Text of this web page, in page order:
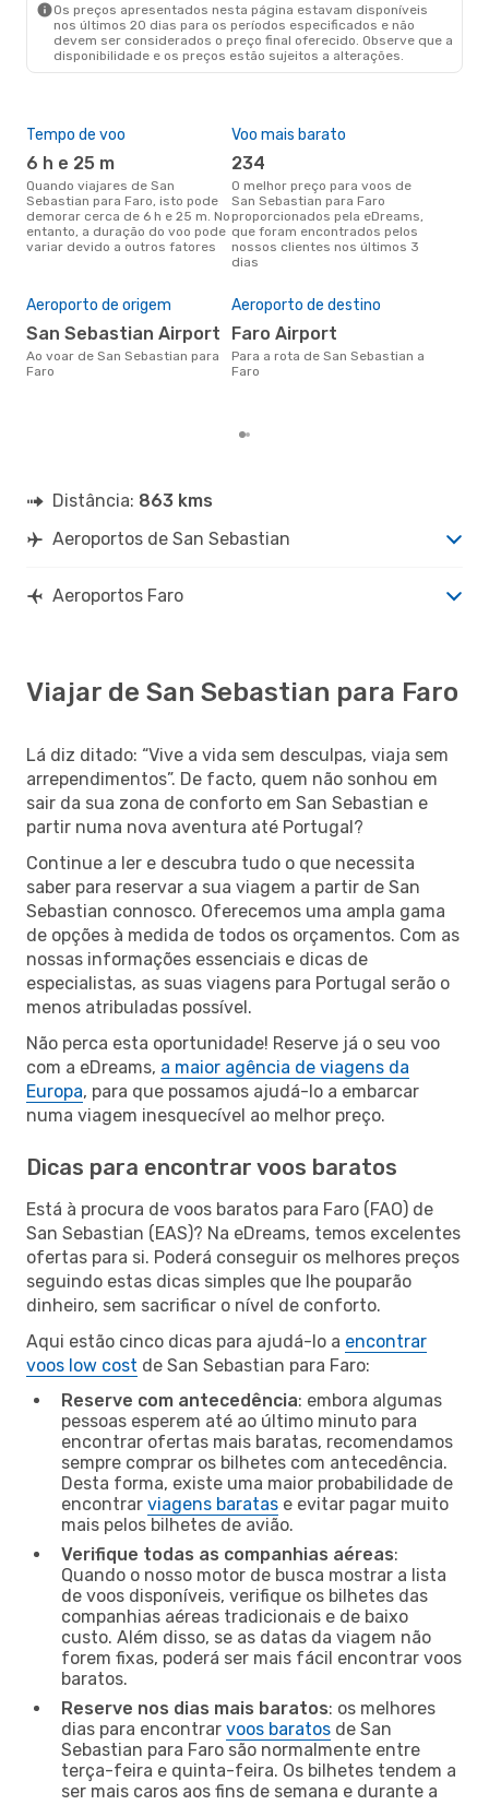
Os preços apresentados nesta página estavam disponíveis
nos últimos 20 dias para os períodos especificados e não
devem ser considerados o preço final oferecido. Observe que a
disponibilidade e os preços estão sujeitos a alterações.
Tempo de voo
6 h e 25 m
Quando viajares de San
Sebastian para Faro, isto pode
demorar cerca de 6 h e 25 m. No
entanto, a duração do voo pode
variar devido a outros fatores
Voo mais barato
234
O melhor preço para voos de
San Sebastian para Faro
proporcionados pela eDreams,
que foram encontrados pelos
nossos clientes nos últimos 3
dias
Aeroporto de origem
San Sebastian Airport
Ao voar de San Sebastian para
Faro
Aeroporto de destino
Faro Airport
Para a rota de San Sebastian a
Faro
Distância: 863 kms
Aeroportos de San Sebastian
Aeroportos Faro
Viajar de San Sebastian para Faro
Lá diz ditado: “Vive a vida sem desculpas, viaja sem
arrependimentos”. De facto, quem não sonhou em
sair da sua zona de conforto em San Sebastian e
partir numa nova aventura até Portugal?
Continue a ler e descubra tudo o que necessita
saber para reservar a sua viagem a partir de San
Sebastian connosco. Oferecemos uma ampla gama
de opções à medida de todos os orçamentos. Com as
nossas informações essenciais e dicas de
especialistas, as suas viagens para Portugal serão o
menos atribuladas possível.
Não perca esta oportunidade! Reserve já o seu voo
com a eDreams, a maior agência de viagens da
Europa, para que possamos ajudá-lo a embarcar
numa viagem inesquecível ao melhor preço.
Dicas para encontrar voos baratos
Está à procura de voos baratos para Faro (FAO) de
San Sebastian (EAS)? Na eDreams, temos excelentes
ofertas para si. Poderá conseguir os melhores preços
seguindo estas dicas simples que lhe pouparão
dinheiro, sem sacrificar o nível de conforto.
Aqui estão cinco dicas para ajudá-lo a encontrar
voos low cost de San Sebastian para Faro:
Reserve com antecedência: embora algumas
pessoas esperem até ao último minuto para
encontrar ofertas mais baratas, recomendamos
sempre comprar os bilhetes com antecedência.
Desta forma, existe uma maior probabilidade de
encontrar viagens baratas e evitar pagar muito
mais pelos bilhetes de avião.
Verifique todas as companhias aéreas:
Quando o nosso motor de busca mostrar a lista
de voos disponíveis, verifique os bilhetes das
companhias aéreas tradicionais e de baixo
custo. Além disso, se as datas da viagem não
forem fixas, poderá ser mais fácil encontrar voos
baratos.
Reserve nos dias mais baratos: os melhores
dias para encontrar voos baratos de San
Sebastian para Faro são normalmente entre
terça-feira e quinta-feira. Os bilhetes tendem a
ser mais caros aos fins de semana e durante a